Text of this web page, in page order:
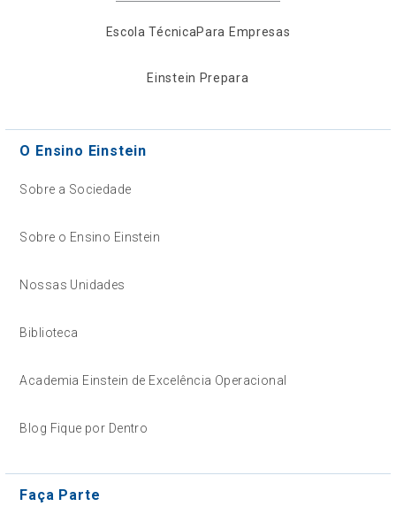
Escola TécnicaPara Empresas
Einstein Prepara
O Ensino Einstein
Sobre a Sociedade
Sobre o Ensino Einstein
Nossas Unidades
Biblioteca
Academia Einstein de Excelência Operacional
Blog Fique por Dentro
Faça Parte